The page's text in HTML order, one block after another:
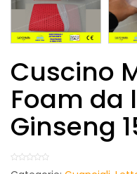
Cuscino
Foam da
Ginseng